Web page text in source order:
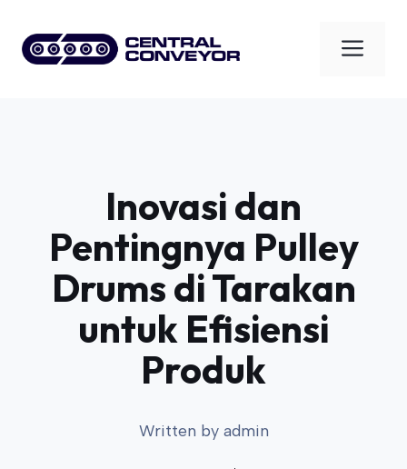
content
Inovasi dan
Pentingnya Pulley
Drums di Tarakan
untuk Efisiensi
Produk
Written by admin